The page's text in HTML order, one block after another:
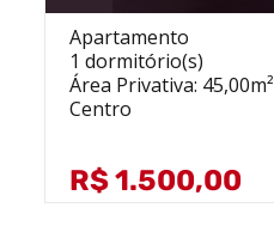
Apartamento
1 dormitório(s)
Área Privativa: 45,00m²
Centro
R$ 1.500,00